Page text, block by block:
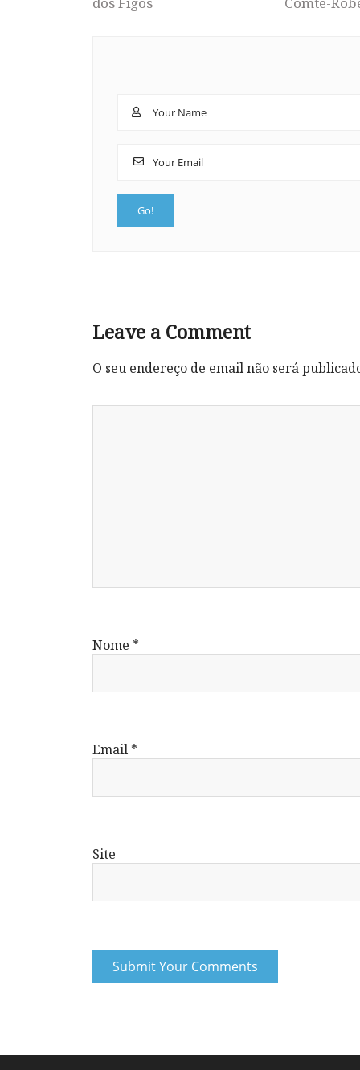
Leave a Comment
O seu endereço de email não será
Nome *
Email *
Site